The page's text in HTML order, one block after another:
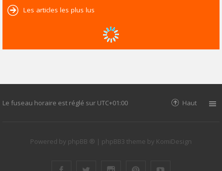
Les articles les plus lus
Le fuseau horaire est réglé sur UTC+01:00 Haut
Powered by phpBB ® | phpBB3 theme by KomiDesign